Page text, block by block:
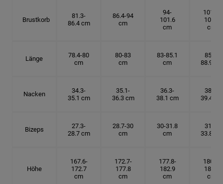
Brustkorb
81.3-
86.4 cm
86.4-94
cm
94-
101.6
cm
101.6-
109.2
cm
Länge
78.4-80
cm
80-83
cm
83-85.1
cm
85.1-
88.9 cm
Nacken
34.3-
35.1 cm
35.1-
36.3 cm
36.3-
38.1 cm
38.1-
39.4 cm
Bizeps
27.3-
28.7 cm
28.7-30
cm
30-31.8
cm
31.8-
33.8 cm
Höhe
167.6-
172.7
cm
172.7-
177.8
cm
177.8-
182.9
cm
180.3-
185.5
cm